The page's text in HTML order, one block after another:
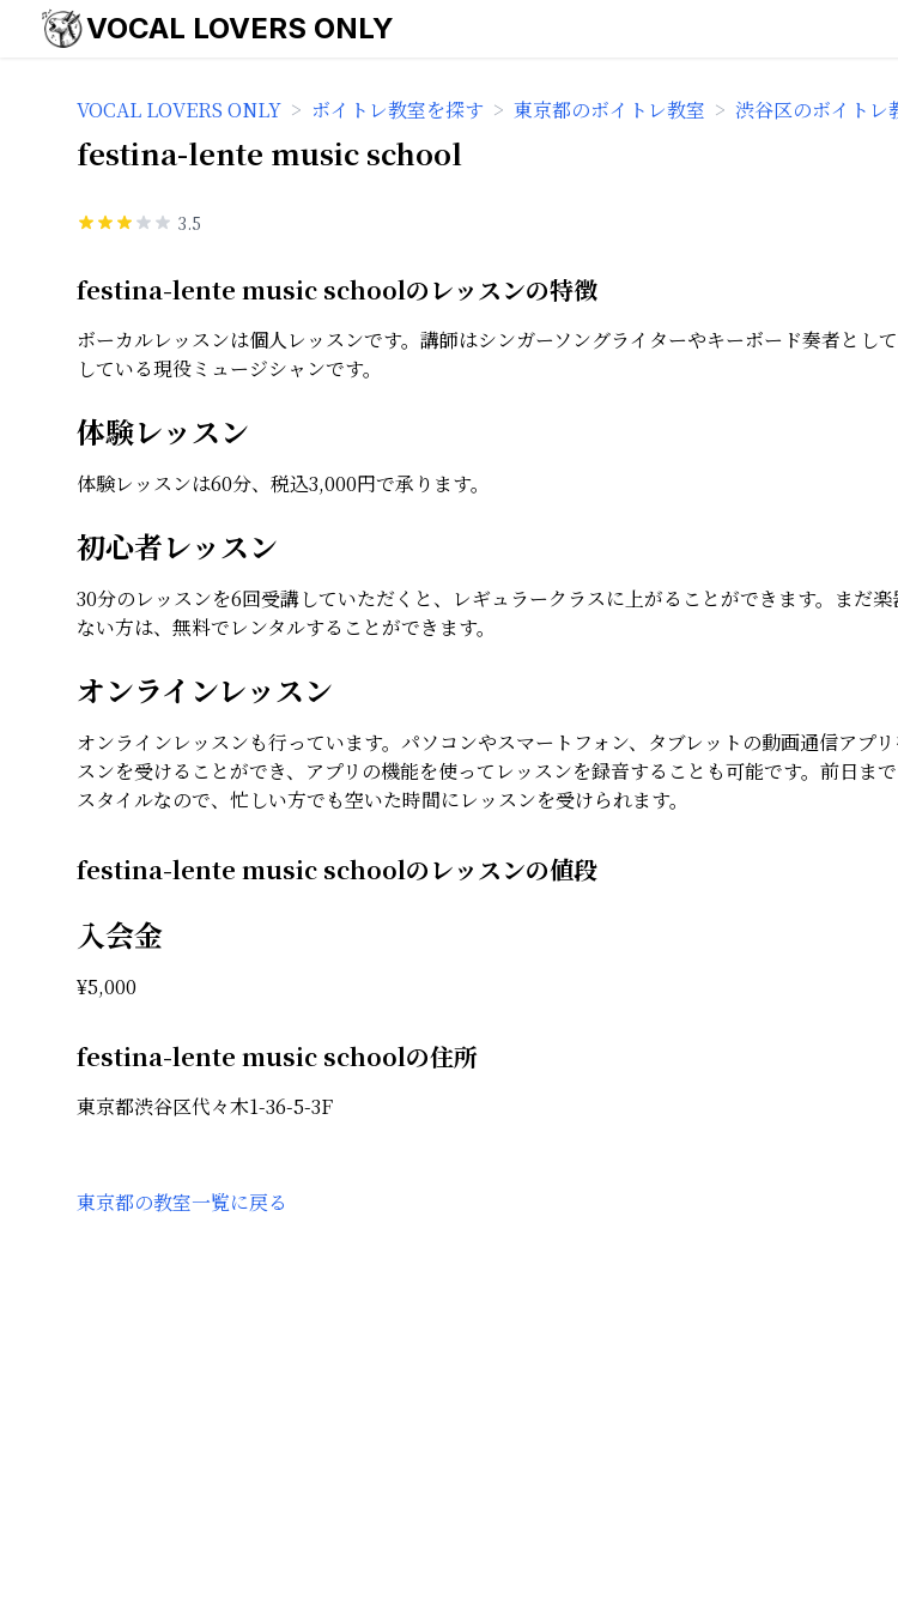
VOCAL LOVERS ONLY
VOCAL LOVERS ONLY > ボイトレ教室を探す > 東京都のボイトレ教室 > 渋谷区のボイトレ
festina-lente music school
3.5
festina-lente music schoolのレッスンの特徴
ボーカルレッスンは個人レッスンです。講師はシンガーソングライターやキーボード奏者とし
している現役ミュージシャンです。
体験レッスン
体験レッスンは60分、税込3,000円で承ります。
初心者レッスン
30分のレッスンを6回受講していただくと、レギュラークラスに上がることができます。まだ
ない方は、無料でレンタルすることができます。
オンラインレッスン
オンラインレッスンも行っています。パソコンやスマートフォン、タブレットの動画通信アプ
スンを受けることができ、アプリの機能を使ってレッスンを録音することも可能です。前日ま
スタイルなので、忙しい方でも空いた時間にレッスンを受けられます。
festina-lente music schoolのレッスンの値段
入会金
¥5,000
festina-lente music schoolの住所
東京都渋谷区代々木1-36-5-3F
東京都の教室一覧に戻る